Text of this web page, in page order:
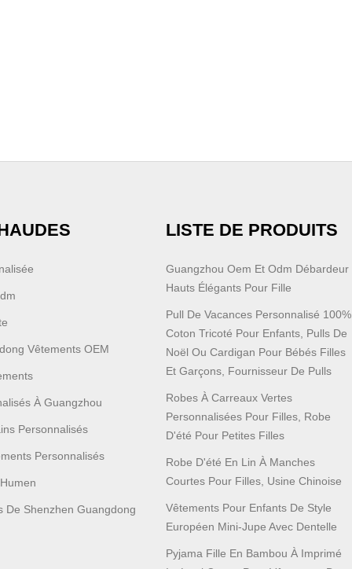
Vêtements OEM
À Guangzhou
Personnalisés
Personnalisés
De Shenzhen Guangdong
LISTE DE PRODUITS
Guangzhou Oem Et Odm Débardeur
Hauts Élégants Pour Fille
Pull De Vacances Personnalisé 100%
Coton Tricoté Pour Enfants, Pulls De
Noël Ou Cardigan Pour Bébés Filles
Et Garçons, Fournisseur De Pulls
Robes À Carreaux Vertes
Personnalisées Pour Filles, Robe
D'été Pour Petites Filles
Robe D'été En Lin À Manches
Courtes Pour Filles, Usine Chinoise
Vêtements Pour Enfants De Style
Européen Mini-Jupe Avec Dentelle
Pyjama Fille En Bambou À Imprimé